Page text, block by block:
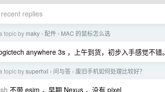
replies
topic by maky › 配件 › MAC 的鼠标怎么选
anywhere 3s ，上午到货，初步入手感觉不错。
topic bysuperhxl › 问与答 › 废旧手机如何处理比较好？
不带 esim ，早期 Nexus ，没有 pixel